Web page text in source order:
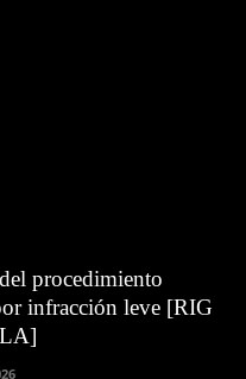
procedimiento
infracción leve [RIG